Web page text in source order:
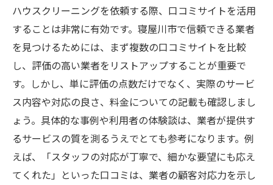
ハウスクリーニングを依頼する際、口コミサイトを活用
することは非常に有効です。寝屋川市で信頼できる業者
を見つけるためには、まず複数の口コミサイトを比較
し、評価の高い業者をリストアップすることが重要で
す。しかし、単に評価の点数だけでなく、実際のサービ
ス内容や対応の良さ、料金についての記載も確認しまし
ょう。具体的な事例や利用者の体験談は、業者が提供す
るサービスの質を測るうえでとても参考になります。例
えば、「スタッフの対応が丁寧で、細かな要望にも応え
てくれた」といった口コミは、業者の顧客対応力を示し